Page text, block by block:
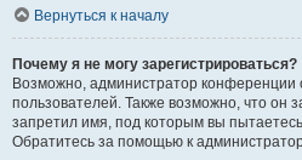
Вернуться к началу
Почему я не могу зарегистрироваться?
Возможно, администратор конференции
пользователей. Также возможно, что он
запретил имя, под которым вы
Обратитесь за помощью к